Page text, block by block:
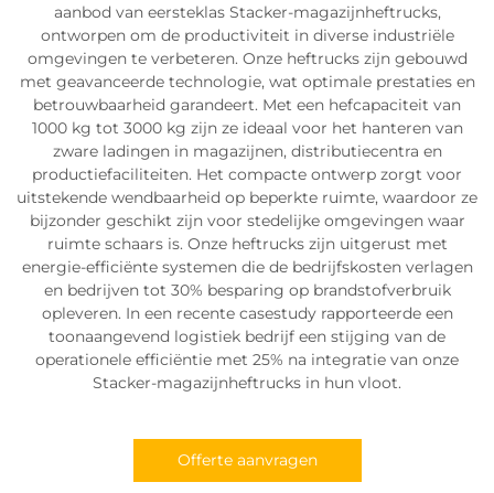
aanbod van eersteklas Stacker-magazijnheftrucks,
ontworpen om de productiviteit in diverse industriële
omgevingen te verbeteren. Onze heftrucks zijn gebouwd
met geavanceerde technologie, wat optimale prestaties en
betrouwbaarheid garandeert. Met een hefcapaciteit van
1000 kg tot 3000 kg zijn ze ideaal voor het hanteren van
zware ladingen in magazijnen, distributiecentra en
productiefaciliteiten. Het compacte ontwerp zorgt voor
uitstekende wendbaarheid op beperkte ruimte, waardoor ze
bijzonder geschikt zijn voor stedelijke omgevingen waar
ruimte schaars is. Onze heftrucks zijn uitgerust met
energie-efficiënte systemen die de bedrijfskosten verlagen
en bedrijven tot 30% besparing op brandstofverbruik
opleveren. In een recente casestudy rapporteerde een
toonaangevend logistiek bedrijf een stijging van de
operationele efficiëntie met 25% na integratie van onze
Stacker-magazijnheftrucks in hun vloot.
Offerte aanvragen